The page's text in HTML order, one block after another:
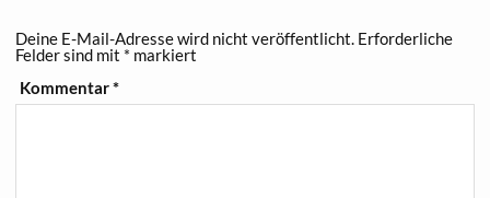
Deine E-Mail-Adresse wird nicht veröffentlicht. Erforderliche
Felder sind mit * markiert
Kommentar*